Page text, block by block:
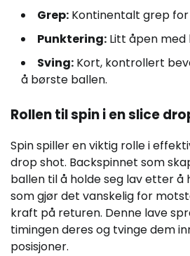
Grep: Kontinentalt grep
Punktering: Litt åpen
Sving: Kort, kontrollert
å børste ballen.
Rollen til spin i en slice
Spin spiller en viktig rolle i
drop shot. Backspinnet som
ballen til å holde seg lav etter å
som gjør det vanskelig for
kraft på returen. Denne lave
timingen deres og tvinge dem
posisjoner.